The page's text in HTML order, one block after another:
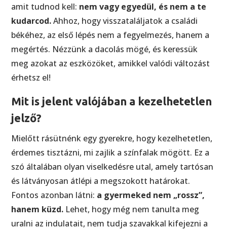
amit tudnod kell: nem vagy egyedül, és nem a te
kudarcod.Ahhoz, hogy visszataláljatok a családi
békéhez, az első lépés nem a fegyelmezés, hanem a
megértés. Nézzünk a dacolás mögé, és keressük
meg azokat az eszközöket, amikkel valódi változást
érhetsz el!
Mit is jelent valójában a kezelhetetlen
jelző?
Mielőtt rásütnénk egy gyerekre, hogy kezelhetetlen,
érdemes tisztázni, mi zajlik a színfalak mögött. Ez a
szó általában olyan viselkedésre utal, amely tartósan
és látványosan átlépi a megszokott határokat.
Fontos azonban látni: a gyermeked nem „rossz”,
hanem küzd. Lehet, hogy még nem tanulta meg
uralni az indulatait, nem tudja szavakkal kifejezni a